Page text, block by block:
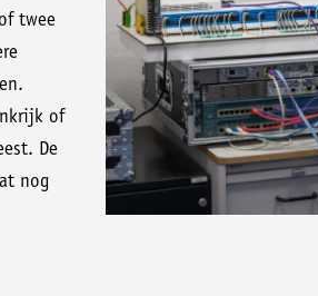
twee
of
De
nog